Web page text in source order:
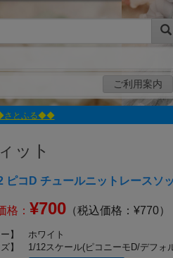
ご利用案内
とふる◆◆
ﾞﾙｼｮｯﾌﾟ楽天市場店
ﾝｵﾝﾗｲﾝｼｮｯﾌﾟX
ご質問（Q&A）
さとふる◆◆
ット
ピコD チュールニットレースソ
格： ¥700 （税込価格：¥770）
】
ホワイト
】
1/12スケール(ピコニーモD/デフォ